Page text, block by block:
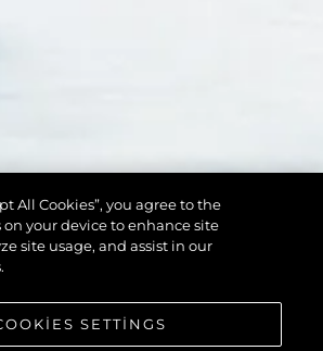
All Cookies”, you agree to the
on your device to enhance site
site usage, and assist in our
SETTINGS